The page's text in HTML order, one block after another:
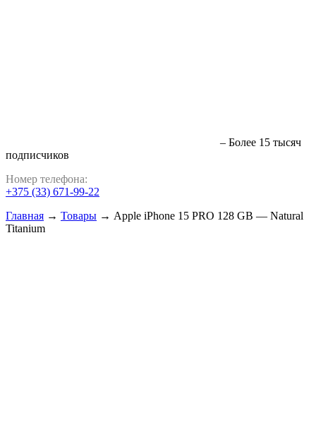
– Более 15 тысяч
подписчиков
Номер телефона:
+375 (33) 671-99-22
Главная → Товары → Apple iPhone 15 PRO 128 GB — Natural
Titanium